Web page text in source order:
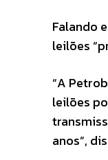
Falando
leilões
“A
leilões
anos”,